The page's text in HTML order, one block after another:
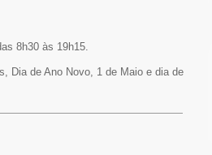
8h30 às 19h15.
Dia de Ano Novo, 1 de Maio e dia de